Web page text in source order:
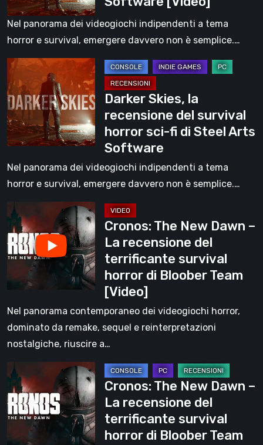
sul
body
horror
Team
Clout
[Video]
survival
horror
fi
di
Steel
Arts
Software
[Video]
Nel panorama dei videogiochi indipendenti a tema
horror e survival, emergere davvero non è semplice.…
Darker
Skies,
la
recensione
del
survival
horror
sci-
di
Steel
Arts
Software
Darker Skies, la
recensione del survival
horror sci-fi di Steel Arts
Software
Nel panorama dei videogiochi indipendenti a tema
horror e survival, emergere davvero non è semplice.…
Cronos:
The
New
Dawn
–
recensione
del
terrificante
horror
di
Bloober
Team
[Video]
Cronos: The New Dawn –
La recensione del
terrificante survival
horror di Bloober Team
[Video]
Nel panorama contemporaneo dei videogiochi horror,
dominato da remake, sequel e reinterpretazioni
nostalgiche, riuscire a…
Cronos:
The
New
Dawn
–
Cronos: The New Dawn –
La recensione del
terrificante survival
horror di Bloober Team